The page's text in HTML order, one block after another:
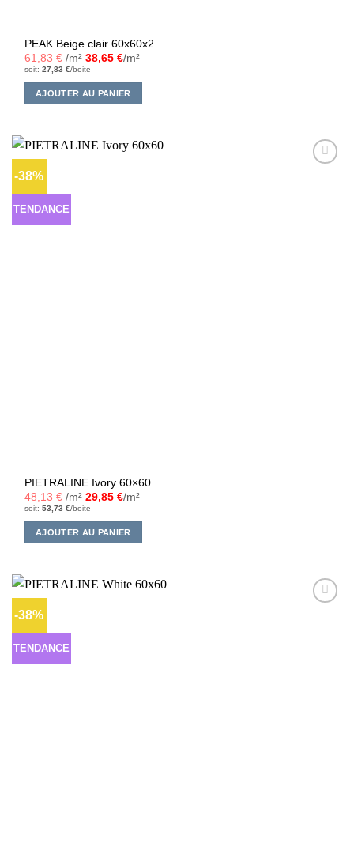
PEAK Beige clair 60x60x2
61,83€ /m² 38,65€/m²
soit:27,83€/boite
AJOUTER AU PANIER
-38%
TENDANCE
PIETRALINE Ivory 60×60
48,13€ /m² 29,85€/m²
soit:53,73€/boite
AJOUTER AU PANIER
-38%
TENDANCE